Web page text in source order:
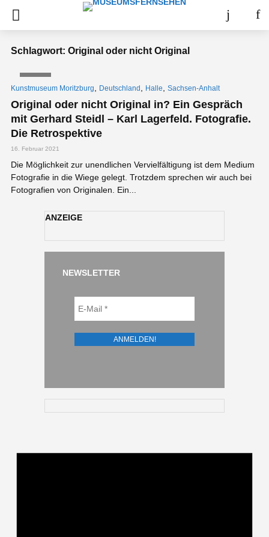
Schlagwort: Original oder nicht Original
Kunstmuseum Moritzburg Deutschland Halle Sachsen-Anhalt
Original oder nicht Original in? Ein Gespräch
mit Gerhard Steidl – Karl Lagerfeld. Fotografie.
Die Retrospektive
16. Februar 2021
Die Möglichkeit zur unendlichen Vervielfältigung ist dem Medium
Fotografie in die Wiege gelegt. Trotzdem sprechen wir auch bei
Fotografien von Originalen. Ein...
ANZEIGE
NEWSLETTER